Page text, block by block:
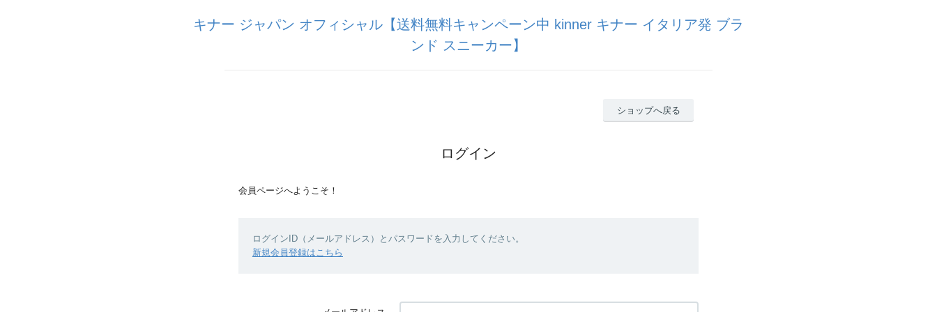
キナー ジャパン オフィシャル【送料無料キャンペーン中 kinner キナー イタリア発 ブラ
ンド スニーカー】
ショップへ戻る
ログイン
会員ページへようこそ！
ログインID（メールアドレス）とパスワードを入力してください。
新規会員登録はこちら